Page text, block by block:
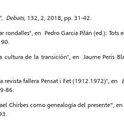
", Debats, 132, 2, 2018, pp. 31-42.
en Pedro Garcia Pilán (ed.): Tots
de la transición", en Jaume Peris
fallera Pensat i Fet (1912.1972)", en
86.
Chirbes como genealogía del presente”, en